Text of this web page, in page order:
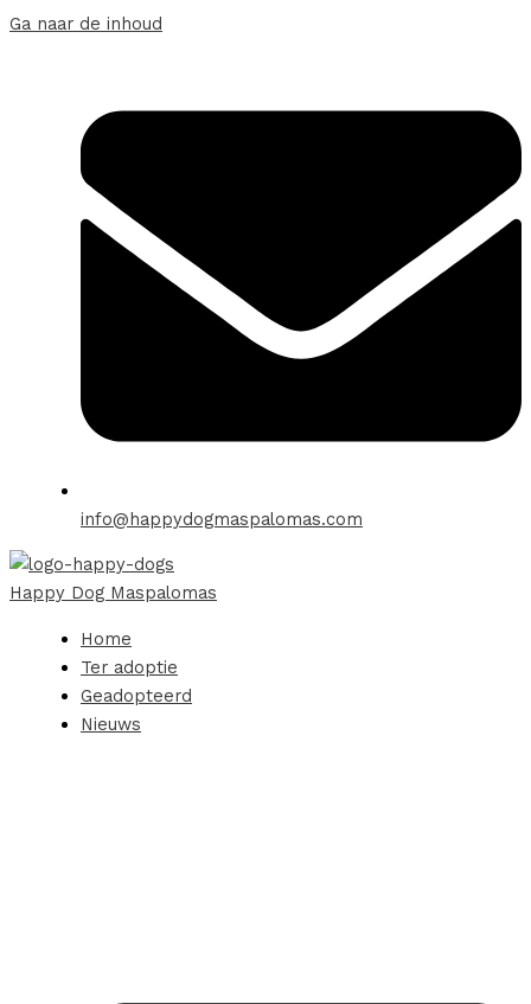
Ga naar de inhoud
info@happydogmaspalomas.com
Happy Dog Maspalomas
Home
Ter adoptie
Geadopteerd
Nieuws